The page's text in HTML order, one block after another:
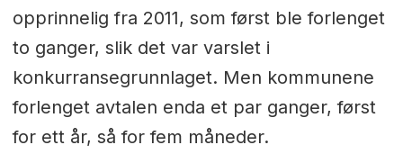
opprinnelig fra 2011, som først ble forlenget
to ganger, slik det var varslet i
konkurransegrunnlaget. Men kommunene
forlenget avtalen enda et par ganger, først
for ett år, så for fem måneder.